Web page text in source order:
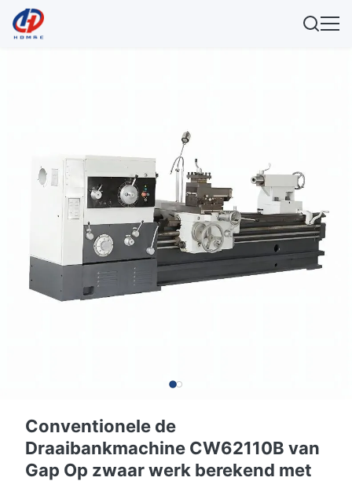
Conventionele de
Draaibankmachine CW62110B van
Gap Op zwaar werk berekend met